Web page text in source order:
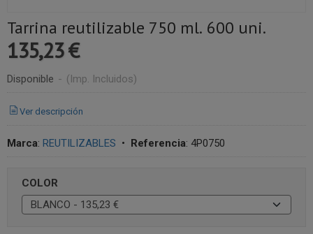
Tarrina reutilizable 750 ml. 600 uni.
135,23 €
Disponible - (Imp. Incluidos)
Ver descripción
Marca: REUTILIZABLES • Referencia: 4P0750
COLOR